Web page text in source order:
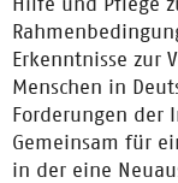
Erkenntnisse zur
Menschen in
Forderungen der
Gemeinsam für
in der eine